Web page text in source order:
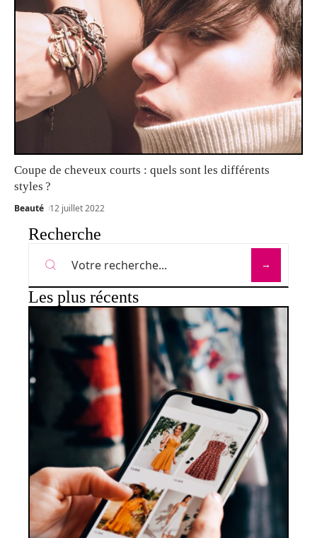
Coupe de cheveux courts : quels sont les différents
styles ?
Beauté 12 juillet 2022
Recherche
Les plus récents